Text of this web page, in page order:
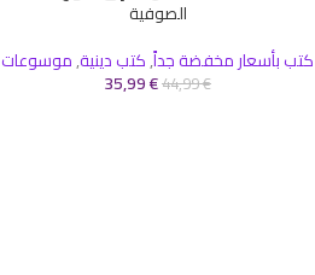
الصوفية
كتب بأسعار مخفضة جداً,كتب دينية,موسوعات
44,99€
35,99€